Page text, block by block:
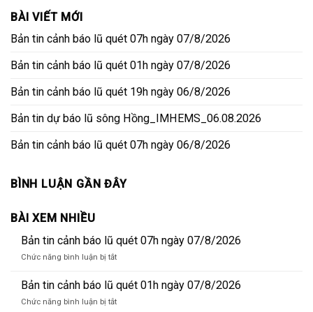
BÀI VIẾT MỚI
Bản tin cảnh báo lũ quét 07h ngày 07/8/2026
Bản tin cảnh báo lũ quét 01h ngày 07/8/2026
Bản tin cảnh báo lũ quét 19h ngày 06/8/2026
Bản tin dự báo lũ sông Hồng_IMHEMS_06.08.2026
Bản tin cảnh báo lũ quét 07h ngày 06/8/2026
BÌNH LUẬN GẦN ĐÂY
BÀI XEM NHIỀU
Bản tin cảnh báo lũ quét 07h ngày 07/8/2026
Chức năng bình luận bị tắtở
tin
cảnh
báo
Bản tin cảnh báo lũ quét 01h ngày 07/8/2026
Chức năng bình luận bị tắtở